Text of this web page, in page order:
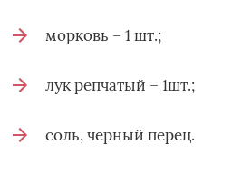
морковь – 1 шт.;
лук репчатый – 1шт.;
соль, черный перец.